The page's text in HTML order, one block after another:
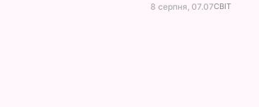
8 серпня, 07.07СВІТ